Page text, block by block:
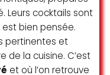
etc) ?
regrettable,
beef (viva
vraiment bons).
Leurs cocktails sont
bien pensée.
pertinentes et
de la cuisine. C’est
et où l’on retrouve